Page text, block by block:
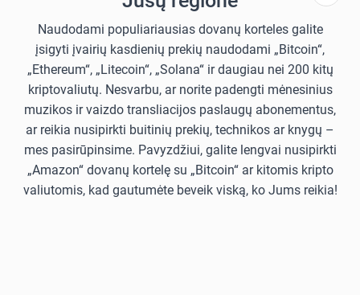
Naudodami populiariausias dovanų korteles galite
įsigyti įvairių kasdienių prekių naudodami „Bitcoin“,
„Ethereum“, „Litecoin“, „Solana“ ir daugiau nei 200 kitų
kriptovaliutų. Nesvarbu, ar norite padengti mėnesinius
muzikos ir vaizdo transliacijos paslaugų abonementus,
ar reikia nusipirkti buitinių prekių, technikos ar knygų –
mes pasirūpinsime. Pavyzdžiui, galite lengvai nusipirkti
„Amazon“ dovanų kortelę su „Bitcoin“ ar kitomis kripto
valiutomis, kad gautumėte beveik viską, ko Jums reikia!